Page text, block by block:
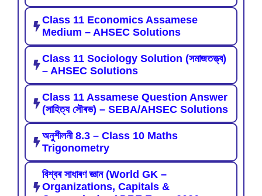
Class 11 Economics Assamese
Medium – AHSEC Solutions
Class 11 Sociology Solution (সমাজতত্ত্ব)
– AHSEC Solutions
Class 11 Assamese Question Answer
(সাহিত্য সৌৰভ) – SEBA/AHSEC Solutions
অনুশীলনী 8.3 – Class 10 Maths
Trigonometry
বিশ্বৰ সাধাৰণ জ্ঞান (World GK –
Organizations, Capitals &